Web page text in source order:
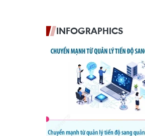
INFOGRAPHICS